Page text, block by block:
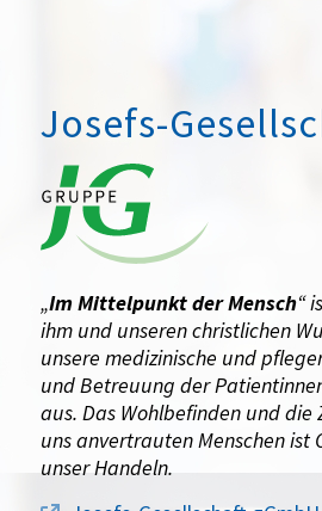
Josefs-
„Im Mittelpunkt der Mensch“
ihm und unseren christlichen
unsere medizinische und
und Betreuung der
aus. Das Wohlbefinden und
uns anvertrauten Menschen ist
unser Handeln.